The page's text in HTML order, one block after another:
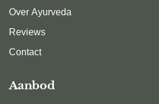
Over Ayurveda
Reviews
Contact
Aanbod